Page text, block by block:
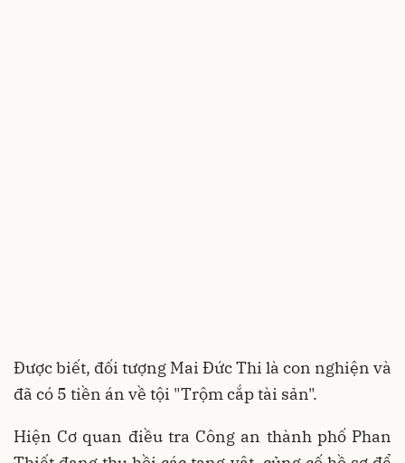
Được biết, đối tượng Mai Đức Thi là con nghiện và
đã có 5 tiền án về tội "Trộm cắp tài sản".
Hiện Cơ quan điều tra Công an thành phố Phan